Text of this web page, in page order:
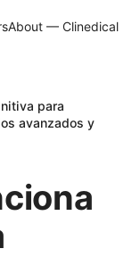
About — Clinedical
para
avanzados y